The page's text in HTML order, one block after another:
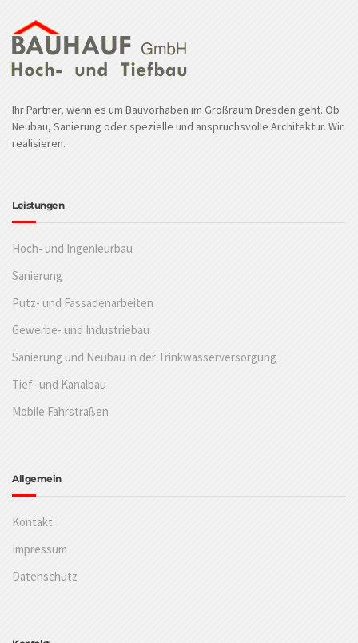
Ihr Partner, wenn es um Bauvorhaben im Großraum Dresden geht. Ob
Neubau, Sanierung oder spezielle und anspruchsvolle Architektur. Wir
realisieren.
Leistungen
Hoch- und Ingenieurbau
Sanierung
Putz- und Fassadenarbeiten
Gewerbe- und Industriebau
Sanierung und Neubau in der Trinkwasserversorgung
Tief- und Kanalbau
Mobile Fahrstraßen
Allgemein
Kontakt
Impressum
Datenschutz